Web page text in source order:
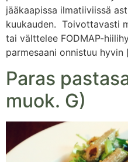
jääkaapissa ilmatiiviissä
kuukauden. Toivottavasti
tai välttelee FODMAP-
parmesaani onnistuu hyvin
Paras
muok. G)